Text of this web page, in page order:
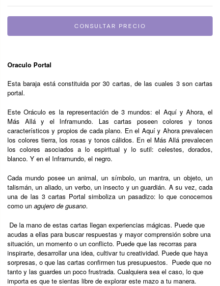
Oraculo Portal
Esta baraja está constituida por 30 cartas, de las cuales 3 son cartas
portal.
Este Oráculo es la representación de 3 mundos: el Aquí y Ahora, el
Más Allá y el Inframundo. Las cartas poseen colores y tonos
característicos y propios de cada plano. En el Aquí y Ahora prevalecen
los colores tierra, los rosas y tonos cálidos. En el Más Allá prevalecen
los colores asociados a lo espiritual y lo sutil: celestes, dorados,
blanco. Y en el Inframundo, el negro.
Cada mundo posee un animal, un símbolo, un mantra, un objeto, un
talismán, un aliado, un verbo, un insecto y un guardián. A su vez, cada
una de las 3 cartas Portal simboliza un pasadizo: lo que conocemos
como un agujero de gusano.
De la mano de estas cartas llegan experiencias mágicas. Puede que
acudas a ellas para buscar respuestas y mayor comprensión sobre una
situación, un momento o un conflicto. Puede que las recorras para
inspirarte, desarrollar una idea, cultivar tu creatividad. Puede que haya
sorpresas, o que las cartas confirmen tus presupuestos. Puede que no
tanto y las guardes un poco frustrada. Cualquiera sea el caso, lo que
importa es que te sientas libre de explorar este mazo a tu manera.